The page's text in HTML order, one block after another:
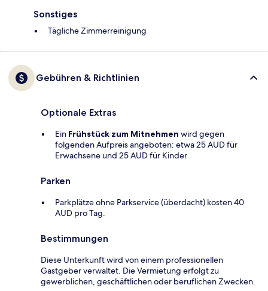
Sonstiges
Tägliche Zimmerreinigung
Gebühren & Richtlinien
Optionale Extras
Ein Frühstück zum Mitnehmen wird gegen
folgenden Aufpreis angeboten: etwa 25 AUD für
Erwachsene und 25 AUD für Kinder
Parken
Parkplätze ohne Parkservice (überdacht) kosten 40
AUD pro Tag.
Bestimmungen
Diese Unterkunft wird von einem professionellen
Gastgeber verwaltet. Die Vermietung erfolgt zu
gewerblichen, geschäftlichen oder beruflichen Zwecken.